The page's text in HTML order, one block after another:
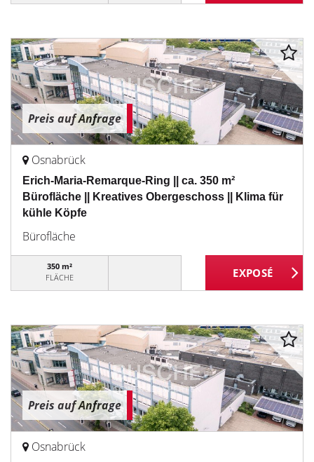
Preis auf Anfrage
Osnabrück
Erich-Maria-Remarque-Ring || ca. 350 m²
Bürofläche || Kreatives Obergeschoss || Klima für
kühle Köpfe
Bürofläche
350 m²
FLÄCHE
Preis auf Anfrage
Osnabrück